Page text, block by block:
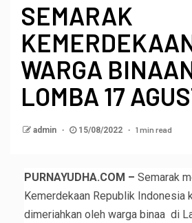
SEMARAK
WARGA
LOMBA 17
admin 15/08/2022 1 min read
PURNAYUDHA.COM – Semarak
Kemerdekaan Republik Indonesia
dimeriahkan oleh warga binaa di